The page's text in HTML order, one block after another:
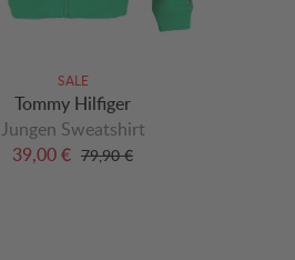
SALE
Tommy Hilfiger
Jungen Sweatshirt
39,00 € 79,90 €